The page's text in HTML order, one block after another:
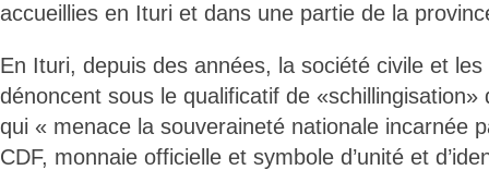
accueillies en Ituri et dans une partie de la
En Ituri, depuis des années, la société civile et
dénoncent sous le qualificatif de «schillingisation»
qui « menace la souveraineté nationale incarnée
CDF, monnaie officielle et symbole d’unité et